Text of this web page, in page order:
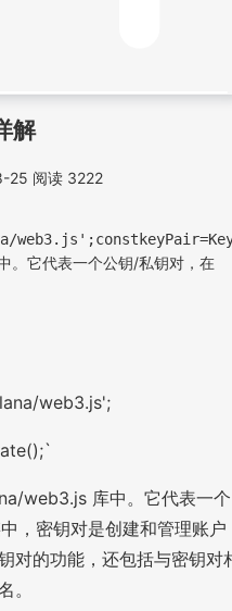
解
25 阅读 3222
。它代表一个公钥/私钥对，在
web3.js';
web3.js 库中。它代表一个
，密钥对是创建和管理账户
对的功能，还包括与密钥对
。